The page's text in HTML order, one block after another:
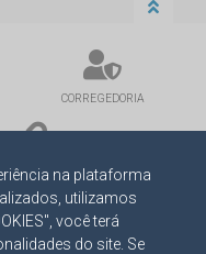
na plataforma
utilizamos
você terá
do site. Se
CORREGEDORIA
LINKS